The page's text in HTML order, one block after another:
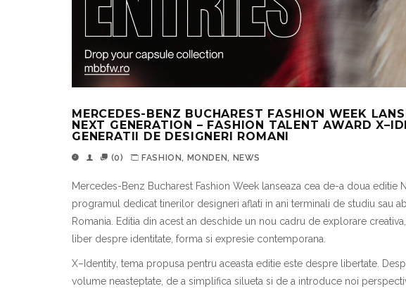
MERCEDES-BENZ BUCHAREST FASHION WEEK
NEXT GENERATION – FASHION TALENT AWARD
GENERATII DE DESIGNERI ROMANI
(0) FASHION, MONDEN, NEWS
Mercedes-Benz Bucharest Fashion Week lanseaza cea de-a doua editie
programul dedicat tinerilor designeri aflati in ani terminali de studiu sau
Romania. Editia din acest an deschide un nou cadru de explorare creativa
liber despre identitate, forma si expresie contemporana
X–Identity , tema propusa pentru aceasta editie este despre libertate.
volume neasteptate, de a simplifica silueta si de a introduce noi